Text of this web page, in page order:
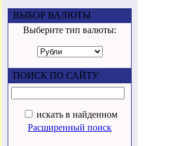
ВЫБОР ВАЛЮТЫ
Выберите тип валюты:
ПОИСК ПО САЙТУ
искать в найденном
Расширенный поиск